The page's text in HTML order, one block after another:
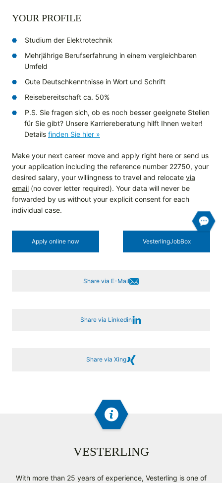
YOUR PROFILE
Studium der Elektrotechnik
Mehrjährige Berufserfahrung in einem vergleichbaren
Umfeld
Gute Deutschkenntnisse in Wort und Schrift
Reisebereitschaft ca. 50%
P.S. Sie fragen sich, ob es noch besser geeignete Stellen
für Sie gibt? Unsere Karriereberatung hilft Ihnen weiter!
Details finden Sie hier »
Make your next career move and apply right here or send us
your application including the reference number 22750, your
desired salary, your willingness to travel and relocate via
email (no cover letter required). Your data will never be
forwarded by us without your explicit consent for each
individual case.
Apply online now Vesterling­JobBox
Share via E-Mail
Share via Linkedin
Share via Xing
VESTERLING
With more than 25 years of experience, Vesterling is one of